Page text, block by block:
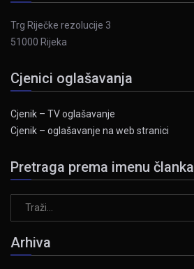
Trg Riječke rezolucije 3
51000 Rijeka
Cjenici oglašavanja
Cjenik – TV oglašavanje
Cjenik – oglašavanje na web stranici
Pretraga prema imenu članka
Arhiva